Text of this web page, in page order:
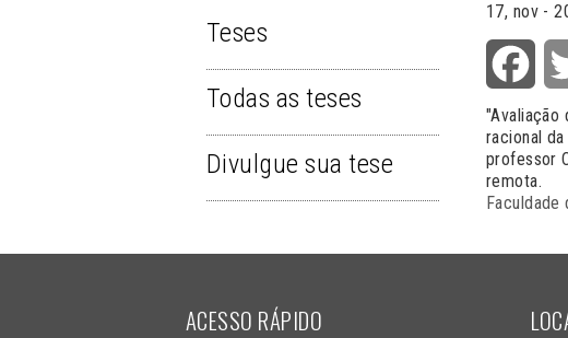
TESES
Teses
Todas as teses
Divulgue sua tese
17, nov -
"Avaliação
racional
professor
remota.
Faculdade
ACESSO RÁPIDO